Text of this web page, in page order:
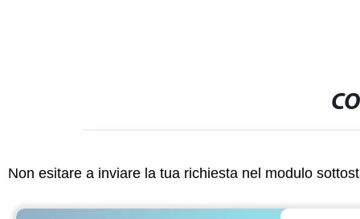
Non esitare a inviare la tua richiesta nel modulo